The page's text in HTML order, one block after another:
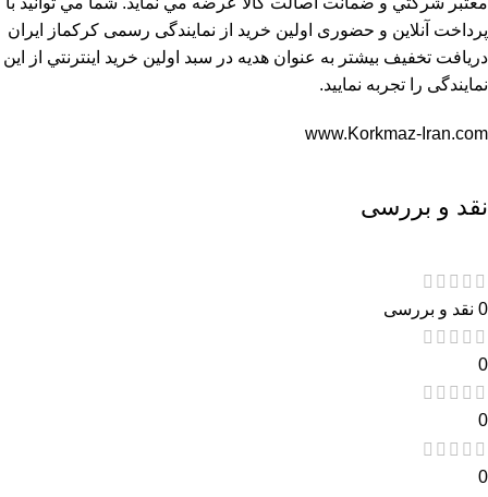
پرداخت آنلاين و حضوری اولين خريد از نمایندگی رسمی کرکماز ایران
دريافت تخفيف بيشتر به عنوان هديه در سبد اولين خريد اينترنتي از اين
نمایندگی را تجربه نماييد.
www.Korkmaz-Iran.com
نقد و بررسی
0 نقد و بررسی
0
0
0